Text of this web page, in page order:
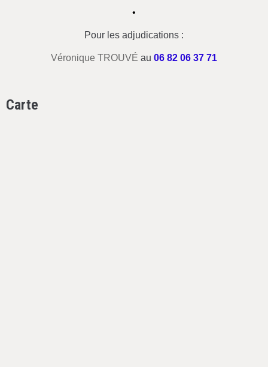
•
Pour les adjudications :
Véronique TROUVÉ au 06 82 06 37 71
Carte